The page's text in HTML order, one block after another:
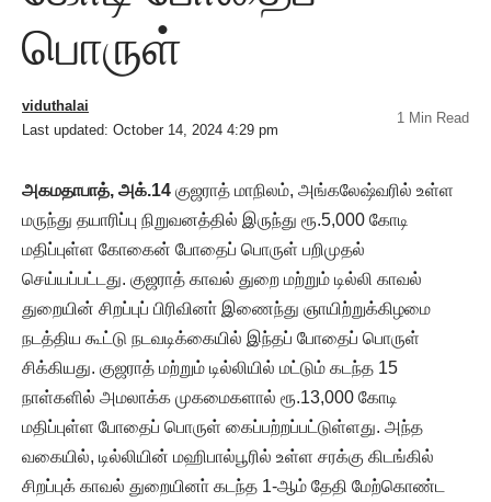
பொருள்
Last updated: October 14, 2024 4:29 pm
viduthalai
1 Min Read
அகமதாபாத், அக்.14 குஜராத் மாநிலம், அங்கலேஷ்வரில் உள்ள
மருந்து தயாரிப்பு நிறுவனத்தில் இருந்து ரூ.5,000 கோடி
மதிப்புள்ள கோகைன் போதைப் பொருள் பறிமுதல்
செய்யப்பட்டது. குஜராத் காவல் துறை மற்றும் டில்லி காவல்
துறையின் சிறப்புப் பிரிவினா் இணைந்து ஞாயிற்றுக்கிழமை
நடத்திய கூட்டு நடவடிக்கையில் இந்தப் போதைப் பொருள்
சிக்கியது. குஜராத் மற்றும் டில்லியில் மட்டும் கடந்த 15
நாள்களில் அமலாக்க முகமைகளால் ரூ.13,000 கோடி
மதிப்புள்ள போதைப் பொருள் கைப்பற்றப்பட்டுள்ளது. அந்த
வகையில், டில்லியின் மஹிபால்பூரில் உள்ள சரக்கு கிடங்கில்
சிறப்புக் காவல் துறையினா் கடந்த 1-ஆம் தேதி மேற்கொண்ட